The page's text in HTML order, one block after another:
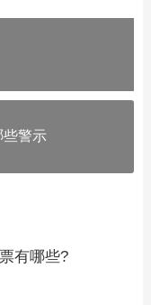
些警示
有哪些?